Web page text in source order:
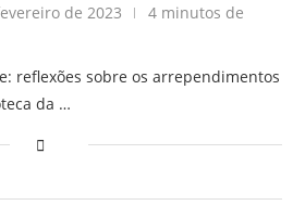
de 2023
4 minutos de
reflexões sobre os arrependimentos
da …